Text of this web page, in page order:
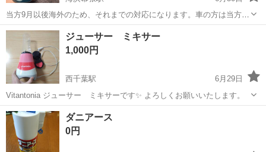
当方9月以後海外のため、それまでの対応になります。車の方は当方マ
ンション、電車の方は海浜幕張駅での受け渡しを希望致します。
千葉 千葉市 海浜幕張駅 キッチン家電
ジューサー ミキサー
1,000円
西千葉駅
6月29日
Vitantonia ジューサー ミキサーです✨ よろしくお願いいたします。
千葉 千葉市
ダニアース
0円